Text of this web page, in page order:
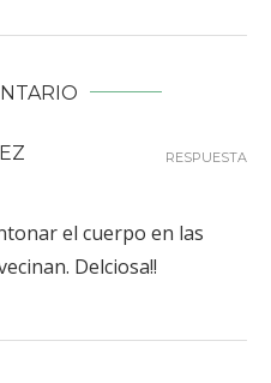
el cuerpo en las
Delciosa!!
RESPUESTA